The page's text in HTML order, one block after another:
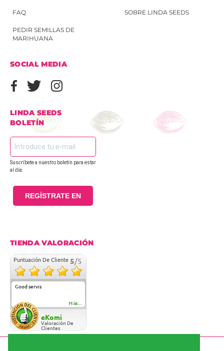
FAQ
PEDIR SEMILLAS DE
MARIHUANA
SOBRE LINDA SEEDS
SOCIAL MEDIA
LINDA SEEDS
BOLETÍN
Suscríbete a nuestro boletín para estar
al día.
REGÍSTRATE EN
TIENDA VALORACIÓN
Puntuación De Cliente 5/5
Good servis
Más...
eKomi
Valoración De
Clientes